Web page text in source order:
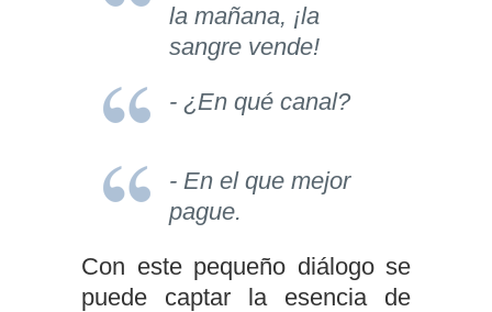
la mañana, ¡la
sangre vende!
- ¿En qué canal?
- En el que mejor
pague.
Con este pequeño diálogo se
puede captar la esencia de